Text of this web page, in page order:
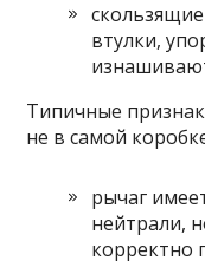
втулки,
Типичные
не в самой
рычаг
нейтрали,
корректно